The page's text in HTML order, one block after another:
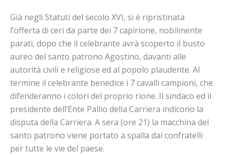
Già negli Statuti del secolo XVI, si è ripristinata
l’offerta di ceri da parte dei 7 capirione, nobilmente
parati, dopo che il celebrante avrà scoperto il busto
aureo del santo patrono Agostino, davanti alle
autorità civili e religiose ed al popolo plaudente. Al
termine il celebrante benedice i 7 cavalli campioni, che
difenderanno i colori del proprio rione. Il sindaco ed il
presidente dell’Ente Pallio della Carriera indicono la
disputa della Carriera. A sera (ore 21) la macchina del
santo patrono viene portato a spalla dai confratelli
per tutte le vie del paese.